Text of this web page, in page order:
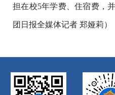
担在校5年学费、住宿费，
团日报全媒体记者 郑娅莉）